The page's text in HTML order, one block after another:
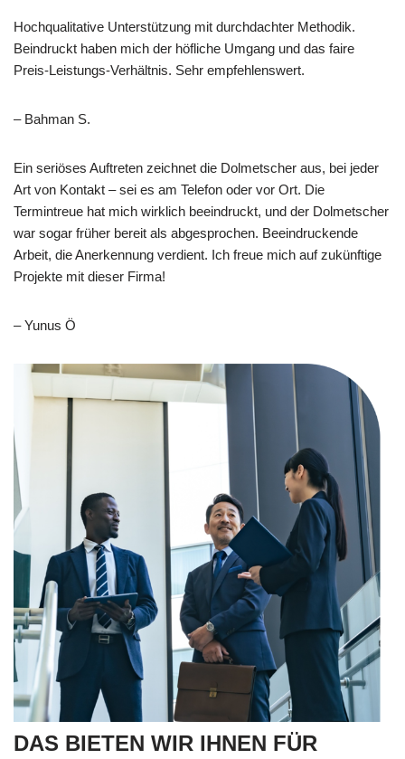
Hochqualitative Unterstützung mit durchdachter Methodik.
Beindruckt haben mich der höfliche Umgang und das faire
Preis-Leistungs-Verhältnis. Sehr empfehlenswert.
– Bahman S.
Ein seriöses Auftreten zeichnet die Dolmetscher aus, bei jeder
Art von Kontakt – sei es am Telefon oder vor Ort. Die
Termintreue hat mich wirklich beeindruckt, und der Dolmetscher
war sogar früher bereit als abgesprochen. Beeindruckende
Arbeit, die Anerkennung verdient. Ich freue mich auf zukünftige
Projekte mit dieser Firma!
– Yunus Ö
DAS BIETEN WIR IHNEN FÜR